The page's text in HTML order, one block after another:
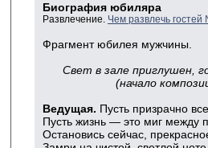
Биография юбиляра
Развлечение. Чем развлечь
Фрагмент юбилея мужчины.
Свет в зале приглушен,
(начало
Ведущая. Пусть призрачно
Пусть жизнь — это миг между
Остановись сейчас,